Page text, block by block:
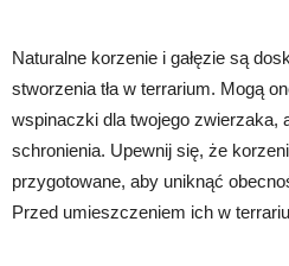
Naturalne korzenie i gałęzie są
stworzenia tła w terrarium. Mogą
wspinaczki dla twojego zwierzaka,
schronienia. Upewnij się, że
przygotowane, aby uniknąć
Przed umieszczeniem ich w